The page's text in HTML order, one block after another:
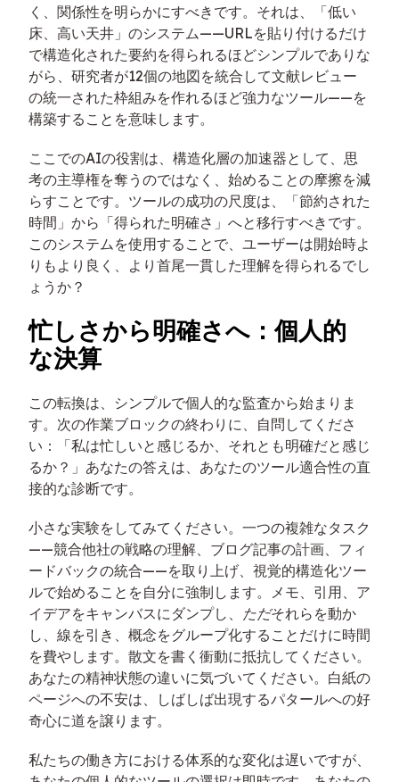
く、関係性を明らかにすべきです。それは、「低い
床、高い天井」のシステム——URLを貼り付けるだけ
で構造化された要約を得られるほどシンプルでありな
がら、研究者が12個の地図を統合して文献レビュー
の統一された枠組みを作れるほど強力なツール——を
構築することを意味します。
ここでのAIの役割は、構造化層の加速器として、思
考の主導権を奪うのではなく、始めることの摩擦を減
らすことです。ツールの成功の尺度は、「節約された
時間」から「得られた明確さ」へと移行すべきです。
このシステムを使用することで、ユーザーは開始時よ
りもより良く、より首尾一貫した理解を得られるでし
ょうか？
忙しさから明確さへ：個人的
な決算
この転換は、シンプルで個人的な監査から始まりま
す。次の作業ブロックの終わりに、自問してくださ
い：「私は忙しいと感じるか、それとも明確だと感じ
るか？」あなたの答えは、あなたのツール適合性の直
接的な診断です。
小さな実験をしてみてください。一つの複雑なタスク
——競合他社の戦略の理解、ブログ記事の計画、フィ
ードバックの統合——を取り上げ、視覚的構造化ツー
ルで始めることを自分に強制します。メモ、引用、ア
イデアをキャンバスにダンプし、 ただそれらを動か
し、線を引き、概念をグループ化することだけに時間
を費やします。散文を書く衝動に抵抗してください。
あなたの精神状態の違いに気づいてください。白紙の
ページへの不安は、しばしば出現するパタールへの好
奇心に道を譲ります。
私たちの働き方における体系的な変化は遅いですが、